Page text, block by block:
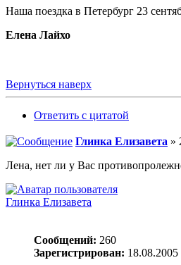
Наша поездка в Петербург 23
Елена Лайхо
Вернуться наверх
Ответить с цитатой
Глинка Елизавета »
Лена, нет ли у Вас
Глинка Елизавета
Сообщений: 260
Зарегистрирован: 18.08.2005